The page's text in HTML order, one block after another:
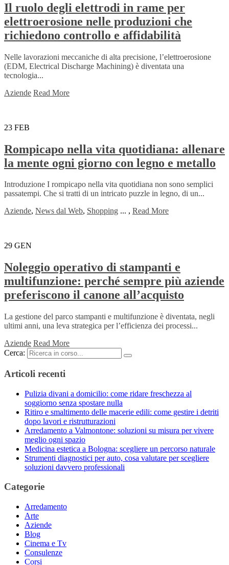
Il ruolo degli elettrodi in rame per
elettroerosione nelle produzioni che
richiedono controllo e affidabilità
Nelle lavorazioni meccaniche di alta precisione, l’elettroerosione
(EDM, Electrical Discharge Machining) è diventata una
tecnologia...
Aziende Read More
23 FEB
Rompicapo nella vita quotidiana: allenare
la mente ogni giorno con legno e metallo
Introduzione I rompicapo nella vita quotidiana non sono semplici
passatempi. Che si tratti di un intricato puzzle in legno, di un...
Aziende, News dal Web, Shopping ... , Read More
29 GEN
Noleggio operativo di stampanti e
multifunzione: perché sempre più aziende
preferiscono il canone all’acquisto
La gestione del parco stampanti e multifunzione è diventata, negli
ultimi anni, una leva strategica per l’efficienza dei processi...
Aziende Read More
Cerca:
Articoli recenti
Pulizia divani a domicilio: come ridare freschezza al
soggiorno senza spostare nulla
Ritiro e smaltimento delle macerie edili: come gestire i detriti
dopo lavori e ristrutturazioni
Arredamento a Valmontone: soluzioni su misura per vivere
meglio ogni spazio
Medicina estetica a Bologna: scegliere un percorso naturale
Strumenti diagnostici per auto, cosa valutare per scegliere
soluzioni davvero professionali
Categorie
Arredamento
Arte
Aziende
Blog
Cinema e Tv
Consulenze
Corsi